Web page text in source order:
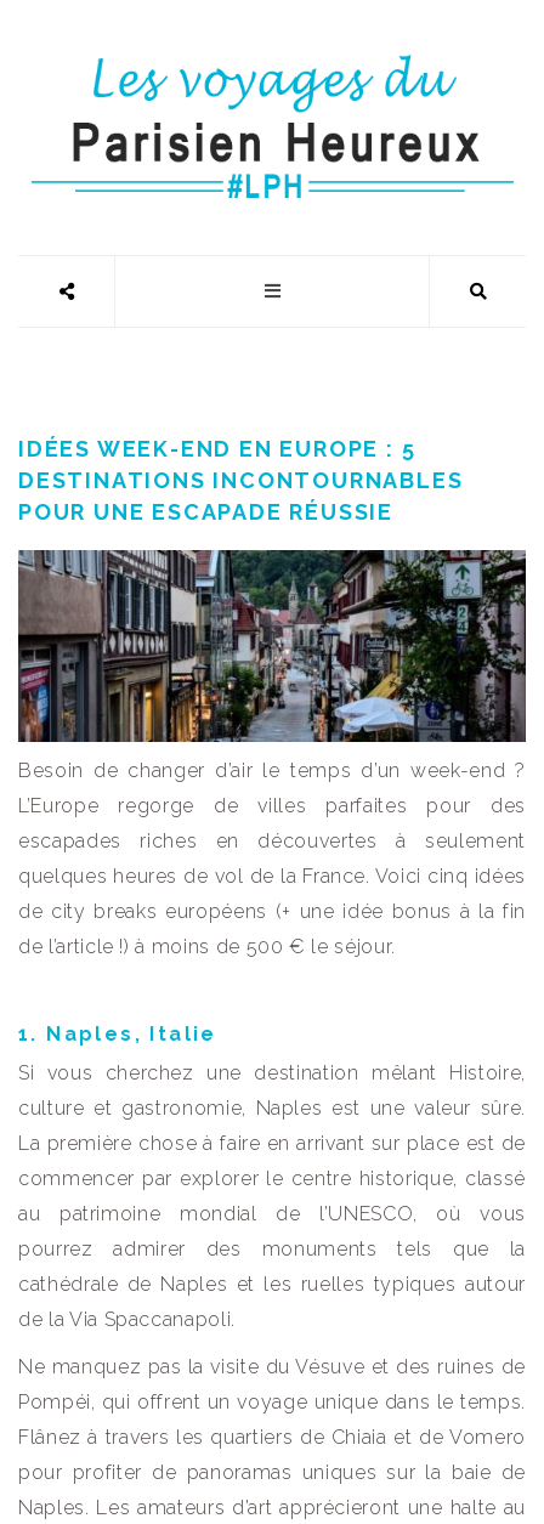
IDÉES WEEK-END EN EUROPE : 5
DESTINATIONS INCONTOURNABLES
POUR UNE ESCAPADE RÉUSSIE
Besoin de changer d’air le temps d’un week-end ?
L’Europe regorge de villes parfaites pour des
escapades riches en découvertes à seulement
quelques heures de vol de la France. Voici cinq idées
de city breaks européens (+ une idée bonus à la fin
de l’article !) à moins de 500 € le séjour.
1. Naples, Italie
Si vous cherchez une destination mêlant Histoire,
culture et gastronomie, Naples est une valeur sûre.
La première chose à faire en arrivant sur place est de
commencer par explorer le centre historique, classé
au patrimoine mondial de l’UNESCO, où vous
pourrez admirer des monuments tels que la
cathédrale de Naples et les ruelles typiques autour
de la Via Spaccanapoli.
Ne manquez pas la visite du Vésuve et des ruines de
Pompéi, qui offrent un voyage unique dans le temps.
Flânez à travers les quartiers de Chiaia et de Vomero
pour profiter de panoramas uniques sur la baie de
Naples. Les amateurs d’art apprécieront une halte au